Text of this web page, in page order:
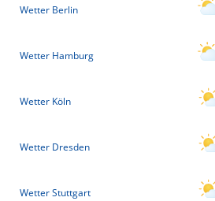
Wetter Berlin
Wetter Hamburg
Wetter Köln
Wetter Dresden
Wetter Stuttgart